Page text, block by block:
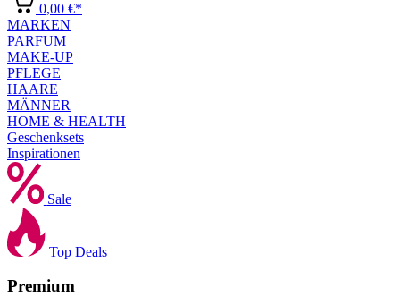
0,00 €*
MARKEN
PARFUM
MAKE-UP
PFLEGE
HAARE
MÄNNER
HOME & HEALTH
Geschenksets
Inspirationen
Sale
Top Deals
Premium